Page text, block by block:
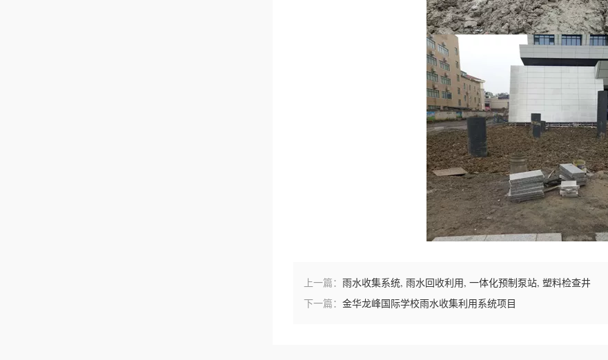
上一篇： 雨水收集系统, 雨水回收利用, 一体化预制泵站, 塑料检查井
下一篇： 金华龙峰国际学校雨水收集利用系统项目